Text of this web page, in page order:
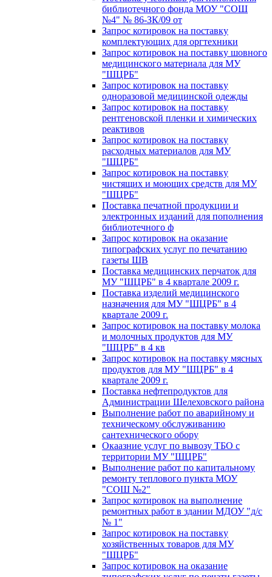
библиотечного фонда МОУ "СОШ
№4" № 86-ЗК/09 от
Запрос котировок на поставку
комплектующих для оргтехники
Запрос котировок на поставку шовного
медицинского материала для МУ
"ШЦРБ"
Запрос котировок на поставку
одноразовой медицинской одежды
Запрос котировок на поставку
рентгеновской пленки и химических
реактивов
Запрос котировок на поставку
расходных материалов для МУ
"ШЦРБ"
Запрос котировок на поставку
чистящих и моющих средств для МУ
"ШЦРБ"
Поставка печатной продукции и
электронных изданий для пополнения
библиотечного ф
Запрос котировок на оказание
типографских услуг по печатанию
газеты ШВ
Поставка медицинских перчаток для
МУ "ШЦРБ" в 4 квартале 2009 г.
Поставка изделий медицинского
назначения для МУ "ШЦРБ" в 4
квартале 2009 г.
Запрос котировок на поставку молока
и молочных продуктов для МУ
"ШЦРБ" в 4 кв
Запрос котировок на поставку мясных
продуктов для МУ "ШЦРБ" в 4
квартале 2009 г.
Поставка нефтепродуктов для
Администрации Шелеховского района
Выполнение работ по аварийному и
техническому обслуживанию
сантехнического обору
Окаазние услуг по вывозу ТБО с
территории МУ "ШЦРБ"
Выполнение работ по капитальному
ремонту теплового пункта МОУ
"СОШ №2"
Запрос котировок на выполнение
ремонтных работ в здании МДОУ "д/с
№ 1"
Запрос котировок на поставку
хозяйственных товаров для МУ
"ШЦРБ"
Запрос котировок на оказание